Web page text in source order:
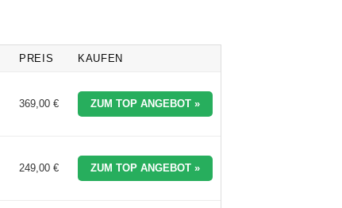
PREIS KAUFEN
369,00 € ZUM TOP ANGEBOT »
249,00 € ZUM TOP ANGEBOT »